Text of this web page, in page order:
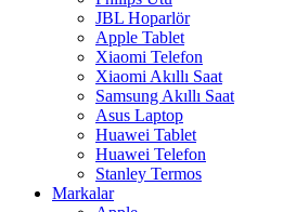
JBL Hoparlör
Apple Tablet
Xiaomi Telefon
Xiaomi Akıllı Saat
Samsung Akıllı Saat
Asus Laptop
Huawei Tablet
Huawei Telefon
Stanley Termos
Markalar